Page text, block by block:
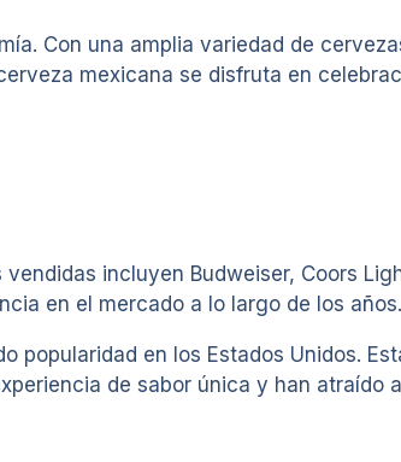
Con una amplia variedad de
mexicana se disfruta en
incluyen Budweiser, Coors
en el mercado a lo largo de los años.
en los Estados Unidos.
de sabor única y han atraído